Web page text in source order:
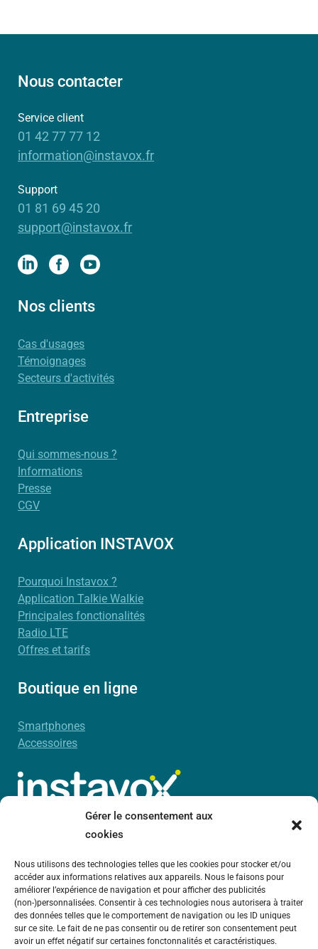
Gérer le consentement aux
cookies
Nous utilisons des technologies telles que les cookies pour stocker et/ou
accéder aux informations relatives aux appareils. Nous le faisons pour
améliorer l’expérience de navigation et pour afficher des publicités
(non-)personnalisées. Consentir à ces technologies nous autorisera à traiter
des données telles que le comportement de navigation ou les ID uniques
sur ce site. Le fait de ne pas consentir ou de retirer son consentement peut
avoir un effet négatif sur certaines fonctonnalités et caractéristiques.
Nous contacter
Service client
01 42 77 77 12
information@instavox.fr
Support
01 81 69 45 20
support@instavox.fr
Nos clients
Cas d'usages
Témoignages
Secteurs d'activités
Entreprise
Qui sommes-nous ?
Informations
Presse
CGV
Application INSTAVOX
Pourquoi Instavox ?
Application Talkie Walkie
Principales fonctionalités
Radio LTE
Offres et tarifs
Boutique en ligne
Smartphones
Accessoires
75020 Paris
RCS Paris B 450 885 942